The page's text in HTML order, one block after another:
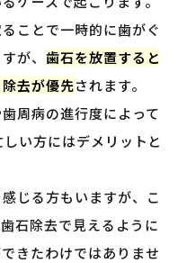
ことで一時的に歯がぐ
が、 歯石を放置すると
去が優先されます。
周病の進行度によって
い方にはデメリットと
じる方もいますが、こ
石除去で見えるように
きたわけではありませ